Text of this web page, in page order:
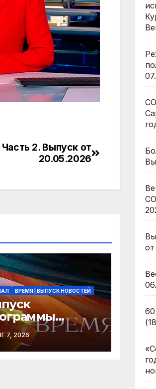
2. Выпуск от
20.05.2026
ВРЕМЯ | ВЫПУСК НОВОСТЕЙ
от
7, 2026